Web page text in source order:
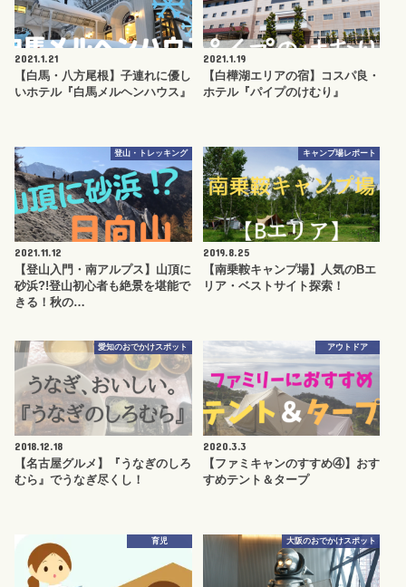
2021.1.21
【白馬・八方尾根】子連れに優し
いホテル『白馬メルヘンハウス』
2021.1.19
【白樺湖エリアの宿】コスパ良・
ホテル『パイプのけむり』
登山・トレッキング
2021.11.12
【登山入門・南アルプス】山頂に
砂浜?!登山初心者も絶景を堪能で
きる！秋の…
キャンプ場レポート
2019.8.25
【南乗鞍キャンプ場】人気のBエ
リア・ベストサイト探索！
愛知のおでかけスポット
2018.12.18
【名古屋グルメ】『うなぎのしろ
むら』でうなぎ尽くし！
アウトドア
2020.3.3
【ファミキャンのすすめ④】おす
すめテント＆タープ
育児 大阪のおでかけスポット